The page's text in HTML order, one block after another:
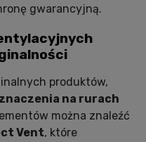
gwarancyjną.
produktów,
na rurach
można znaleźć
Vent, które